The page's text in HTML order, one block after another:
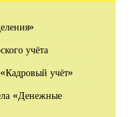
учёта
учёт»
«Денежные